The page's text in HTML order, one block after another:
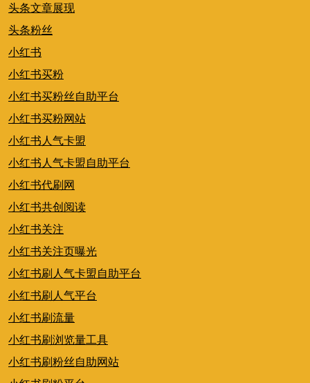
头条文章展现
头条粉丝
小红书
小红书买粉
小红书买粉丝自助平台
小红书买粉网站
小红书人气卡盟
小红书人气卡盟自助平台
小红书代刷网
小红书共创阅读
小红书关注
小红书关注页曝光
小红书刷人气卡盟自助平台
小红书刷人气平台
小红书刷流量
小红书刷浏览量工具
小红书刷粉丝自助网站